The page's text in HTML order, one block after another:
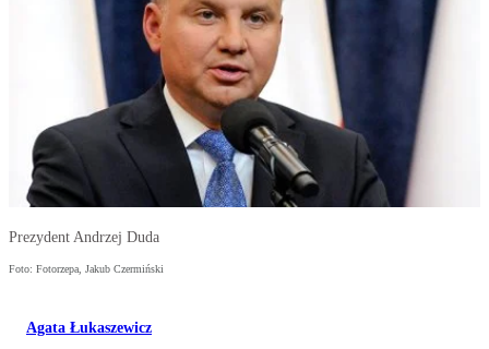
Prezydent Andrzej Duda
Foto: Fotorzepa, Jakub Czermiński
Agata Łukaszewicz